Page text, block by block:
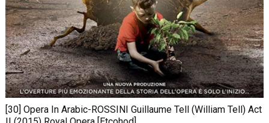
[30] Opera In Arabic-ROSSINI Guillaume Tell (William Tell) Act